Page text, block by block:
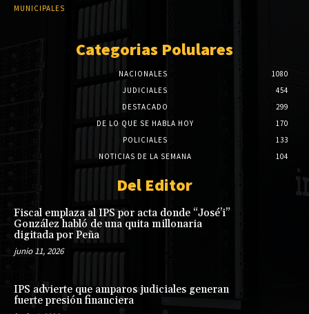
MUNICIPALES
Categorias Polulares
NACIONALES
1080
JUDICIALES
454
DESTACADO
299
DE LO QUE SE HABLA HOY
170
POLICIALES
133
NOTICIAS DE LA SEMANA
104
Del Editor
Fiscal emplaza al IPS por acta donde “José’i”
González habló de una quita millonaria
digitada por Peña
junio 11, 2026
IPS advierte que amparos judiciales generan
fuerte presión financiera